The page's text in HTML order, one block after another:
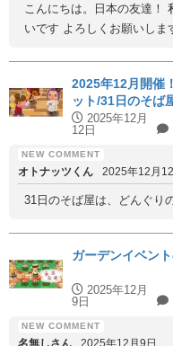
こんにちは。日本の友達！
いです よろしくお願いし
2025年12月開催
ット/31日のそば
具と代用家具を
2025年12月
12日
オトナッツくん 2025年12月
31日のそば屋は、どんぐり
ガーデンイベン
2025年12月
9日
名無しさん 2025年12月9日